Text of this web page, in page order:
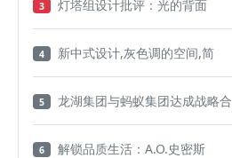
3 灯塔组设计批评：光的背面
4 新中式设计,灰色调的空间,简
5 龙湖集团与蚂蚁集团达成战略合
6 解锁品质生活：A.O.史密斯